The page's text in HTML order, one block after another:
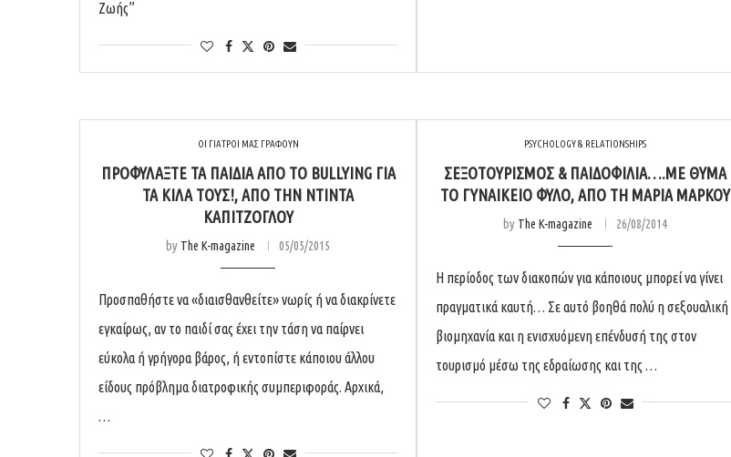
Ζωής”
ΟΙ ΓΙΑΤΡΟΙ ΜΑΣ ΓΡΑΦΟΥΝ
ΠΡΟΦΥΛΆΞΤΕ ΤΑ ΠΑΙΔΙΆ ΑΠΌ ΤΟ BULLYING ΓΙΑ
ΤΑ ΚΙΛΆ ΤΟΥΣ!, ΑΠΌ ΤΗΝ ΝΤΊΝΤΑ
ΚΑΠΙΤΖΌΓΛΟΥ
by The K-magazine 05/05/2015
Προσπαθήστε να «διαισθανθείτε» νωρίς ή να διακρίνετε
εγκαίρως, αν το παιδί σας έχει την τάση να παίρνει
εύκολα ή γρήγορα βάρος, ή εντοπίστε κάποιου άλλου
είδους πρόβλημα διατροφικής συμπεριφοράς. Αρχικά,
…
PSYCHOLOGY & RELATIONSHIPS
ΣΕΞΟΤΟΥΡΙΣΜΌΣ & ΠΑΙΔΟΦΙΛΊΑ….ΜΕ ΘΎΜΑ
ΤΟ ΓΥΝΑΙΚΕΊΟ ΦΎΛΟ, ΑΠΌ ΤΗ ΜΑΡΊΑ ΜΆΡΚΟΥ
by The K-magazine 26/08/2014
Η περίοδος των διακοπών για κάποιους μπορεί να γίνει
πραγματικά καυτή… Σε αυτό βοηθά πολύ η σεξουαλική
βιομηχανία και η ενισχυόμενη επένδυσή της στον
τουρισμό μέσω της εδραίωσης και της …